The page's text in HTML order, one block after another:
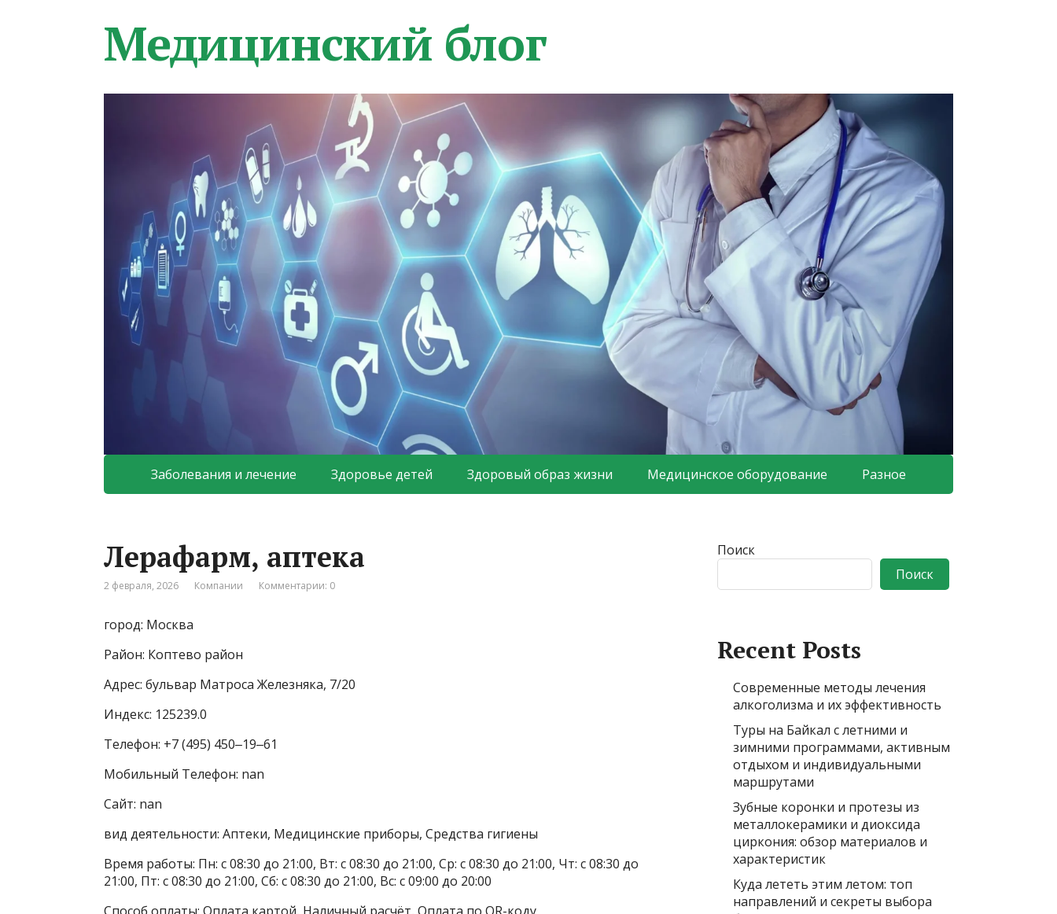
Медицинский блог
Заболевания и лечение Здоровье детей Здоровый образ жизни Медицинское оборудование Разное
Лерафарм, аптека
2 февраля, 2026 Компании Комментарии: 0
город: Москва
Район: Коптево район
Адрес: бульвар Матроса Железняка, 7/20
Индекс: 125239.0
Телефон: +7 (495) 450‒19‒61
Мобильный Телефон: nan
Сайт: nan
вид деятельности: Аптеки, Медицинские приборы, Средства гигиены
Время работы: Пн: с 08:30 до 21:00, Вт: с 08:30 до 21:00, Ср: с 08:30 до 21:00, Чт: с 08:30 до
21:00, Пт: с 08:30 до 21:00, Сб: с 08:30 до 21:00, Вс: с 09:00 до 20:00
Поиск
Поиск
Recent Posts
Современные методы лечения
алкоголизма и их эффективность
Туры на Байкал с летними и
зимними программами, активным
отдыхом и индивидуальными
маршрутами
Зубные коронки и протезы из
металлокерамики и диоксида
циркония: обзор материалов и
характеристик
Куда лететь этим летом: топ
направлений и секреты выбора